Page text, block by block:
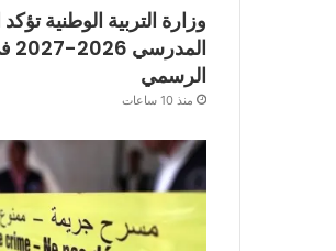
وزارة التربية الوطنية
الرسمي
منذ 10 ساعات